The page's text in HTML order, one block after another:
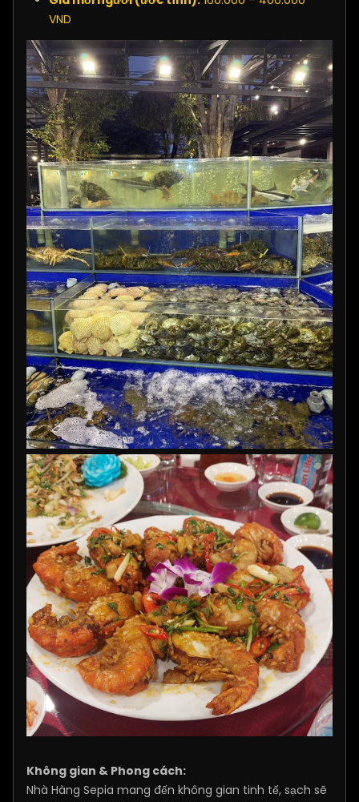
VND
Không gian & Phong cách:
Nhà Hàng Sepia mang đến không gian tinh tế, sạch sẽ